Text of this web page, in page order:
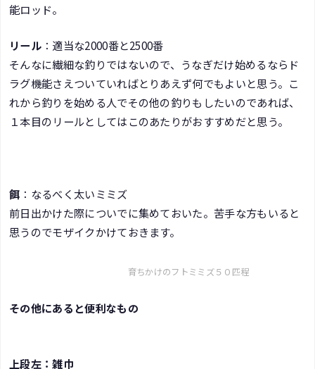
能ロッド。
リール：適当な2000番と2500番
そんなに繊細な釣りではないので、うなぎだけ始めるならド
ラグ機能さえついていればとりあえず何でもよいと思う。こ
れから釣りを始める人でその他の釣りもしたいのであれば、
１本目のリールとしてはこのあたりがおすすめだと思う。
餌 ：なるべく太いミミズ
前日出かけた際についでに集めておいた。苦手な方もいると
思うのでモザイクかけておきます。
育ちかけのフトミミズ５０匹程
その他にあると便利なもの
上段左：雑巾